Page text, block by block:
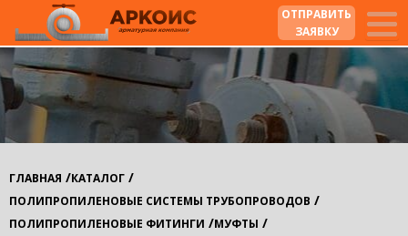
ОТПРАВИТЬ
ЗАЯВКУ
ГЛАВНАЯ /КАТАЛОГ /
ПОЛИПРОПИЛЕНОВЫЕ СИСТЕМЫ ТРУБОПРОВОДОВ /
ПОЛИПРОПИЛЕНОВЫЕ ФИТИНГИ /МУФТЫ /